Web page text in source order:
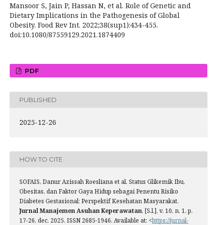
Mansoor S, Jain P, Hassan N, et al. Role of Genetic and
Dietary Implications in the Pathogenesis of Global
Obesity. Food Rev Int. 2022;38(sup1):434-455.
doi:10.1080/87559129.2021.1874409
PDF
PUBLISHED
2025-12-26
HOW TO CITE
SOFAIS, Danur Azissah Roesliana et al. Status Glikemik Ibu,
Obesitas, dan Faktor Gaya Hidup sebagai Penentu Risiko
Diabetes Gestasional: Perspektif Kesehatan Masyarakat.
Jurnal Manajemen Asuhan Keperawatan, [S.l.], v. 10, n. 1, p.
17-26, dec. 2025. ISSN 2685-1946. Available at: <https://jurnal-